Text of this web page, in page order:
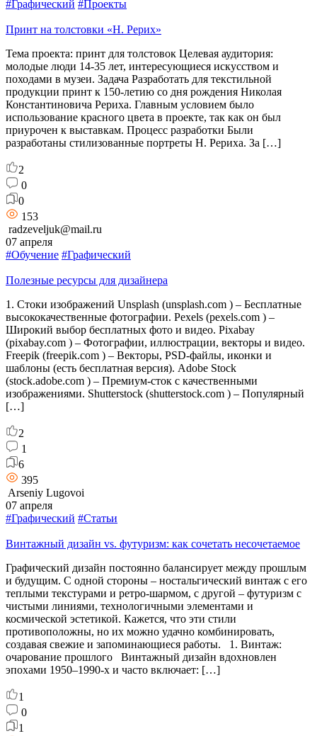
#Графический #Проекты
Принт на толстовки «Н. Рерих»
Тема проекта: принт для толстовок Целевая аудитория:
молодые люди 14-35 лет, интересующиеся искусством и
походами в музеи. Задача Разработать для текстильной
продукции принт к 150-летию со дня рождения Николая
Константиновича Рериха. Главным условием было
использование красного цвета в проекте, так как он был
приурочен к выставкам. Процесс разработки Были
разработаны стилизованные портреты Н. Рериха. За […]
2
0
0
153
radzeveljuk@mail.ru
07 апреля
#Обучение #Графический
Полезные ресурсы для дизайнера
1. Стоки изображений Unsplash (unsplash.com ) – Бесплатные
высококачественные фотографии. Pexels (pexels.com ) –
Широкий выбор бесплатных фото и видео. Pixabay
(pixabay.com ) – Фотографии, иллюстрации, векторы и видео.
Freepik (freepik.com ) – Векторы, PSD-файлы, иконки и
шаблоны (есть бесплатная версия). Adobe Stock
(stock.adobe.com ) – Премиум-сток с качественными
изображениями. Shutterstock (shutterstock.com ) – Популярный
[…]
2
1
6
395
Arseniy Lugovoi
07 апреля
#Графический #Статьи
Винтажный дизайн vs. футуризм: как сочетать несочетаемое
Графический дизайн постоянно балансирует между прошлым
и будущим. С одной стороны – ностальгический винтаж с его
теплыми текстурами и ретро-шармом, с другой – футуризм с
чистыми линиями, технологичными элементами и
космической эстетикой. Кажется, что эти стили
противоположны, но их можно удачно комбинировать,
создавая свежие и запоминающиеся работы. 1. Винтаж:
очарование прошлого Винтажный дизайн вдохновлен
эпохами 1950–1990-х и часто включает: […]
1
0
1